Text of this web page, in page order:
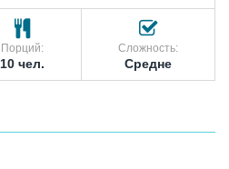
Порций:
10 чел.
Сложность:
Средне